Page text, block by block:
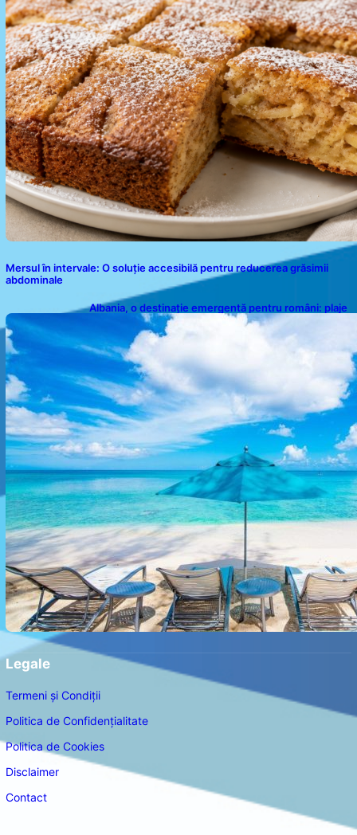
Mersul în intervale: O soluție accesibilă pentru reducerea grăsimii
abdominale
Albania, o destinație emergentă pentru români: plaje
spectaculoase, ape turcoaz și prețuri accesibile
Legale
Termeni și Condiții
Politica de Confidențialitate
Politica de Cookies
Disclaimer
Contact